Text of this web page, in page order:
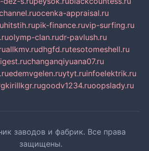
ocenka-appraisal.ru
hitstih.rupik-finance.ruvip-surfing.ru
olymp-clan.rudr-pavlush.ru
allkmv.rudhgfd.rutesotomeshell.ru
changanqiyuana07.ru
edemvgelen.ruytyt.ruinfoelektrik.ru
kirillkgr.rugoodv1234.ruoopslady.ru
заводов и фабрик. Все права
защищены.